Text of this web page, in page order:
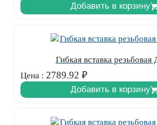
Добавить в корзину
Гибкая вставка резьбовая
Цена : 2789.92 ₽
Добавить в корзину